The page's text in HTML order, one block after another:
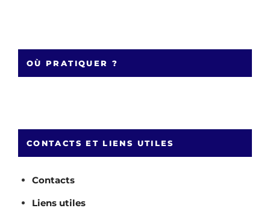
OÙ PRATIQUER ?
CONTACTS ET LIENS UTILES
Contacts
Liens utiles